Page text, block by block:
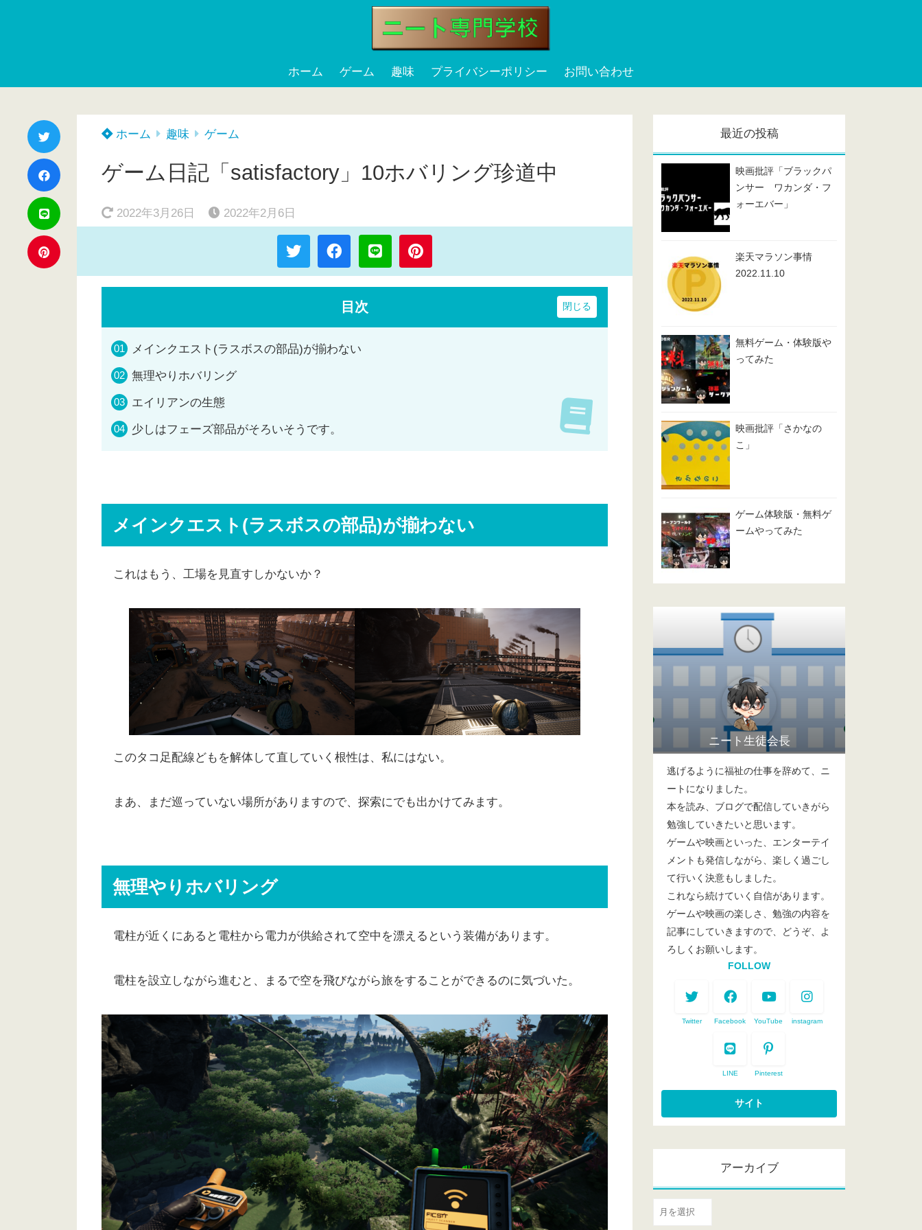
ホーム ゲーム 趣味 プライバシーポリシー お問い合わせ
ホーム 趣味 ゲーム
ゲーム日記「satisfactory」10ホバリング珍道中
2022年3月26日 2022年2月6日
目次
メインクエスト(ラスボスの部品)が揃わない
無理やりホバリング
エイリアンの生態
少しはフェーズ部品がそろいそうです。
メインクエスト(ラスボスの部品)が揃わない
これはもう、工場を見直すしかないか？
このタコ足配線どもを解体して直していく根性は、私にはない。
まあ、まだ巡っていない場所がありますので、探索にでも出かけてみます。
無理やりホバリング
電柱が近くにあると電柱から電力が供給されて空中を漂えるという装備があります。
電柱を設立しながら進むと、まるで空を飛びながら旅をすることができるのに気づいた。
最近の投稿
映画批評「ブラックパ
ンサー ワカンダ・フ
ォーエバー」
楽天マラソン事情
2022.11.10
無料ゲーム・体験版や
ってみた
映画批評「さかなの
こ」
ゲーム体験版・無料ゲ
ームやってみた
ニート生徒会長
逃げるように福祉の仕事を辞めて、ニ
ートになりました。
本を読み、ブログで配信していきがら
勉強していきたいと思います。
ゲームや映画といった、エンターテイ
メントも発信しながら、楽しく過ごし
て行いく決意もしました。
これなら続けていく自信があります。
ゲームや映画の楽しさ、勉強の内容を
記事にしていきますので、どうぞ、よ
ろしくお願いします。
FOLLOW
Twitter Facebook YouTube instagram
LINE Pinterest
アーカイブ
ア
ー